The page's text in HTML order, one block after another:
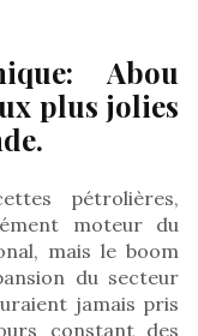
Abou
plus jolies
pétrolières,
moteur du
mais le boom
du secteur
jamais pris
constant des